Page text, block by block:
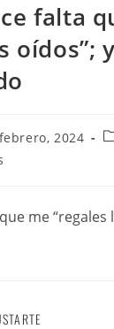
falta
oídos”;
2024
me “regales